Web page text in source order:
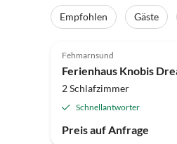
Empfohlen Gäste
Fehmarnsund
Ferienhaus Knobis
2 Schlafzimmer
Schnellantworter
Preis auf Anfrage